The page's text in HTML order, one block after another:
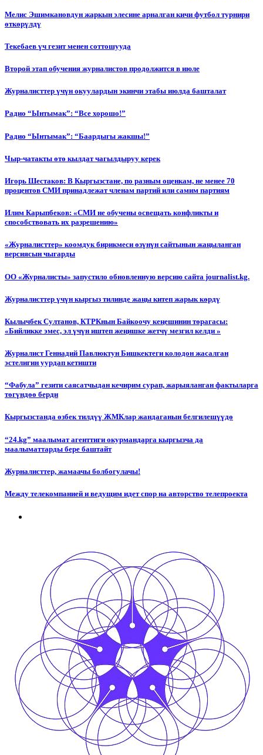
Мелис Эшимкановдун жаркын элесине арналган кичи футбол турнири
өткөрүлдү
Текебаев үч гезит менен соттошууда
Второй этап обучения журналистов продолжится в июле
Журналисттер үчүн окуулардын экинчи этабы июлда башталат
Радио “Ынтымак”: “Все хорошо!”
Радио “Ынтымак”: “Баардыгы жакшы!”
Чыр-чатакты өтө кылдат чагылдыруу керек
Игорь Шестаков: В Кыргызстане, по разным оценкам, не менее 70
процентов СМИ принадлежат членам партий или самим партиям
Илим Карыпбеков: «СМИ не обучены освещать конфликты и
способствовать их разрешению»
«Журналисттер» коомдук бирикмеси өзүнүн сайтынын жаңыланган
версиясын чыгарды
ОО «Журналисты» запустило обновленную версию сайта journalist.kg.
Журналисттер үчүн кыргыз тилинде жаңы китеп жарык көрдү
Кылычбек Султанов, КТРКнын Байкоочу кеңешинин төрагасы:
«Бийликке эмес, эл үчүн иштеп жеңишке жетчү мезгил келди »
Журналист Геннадий Павлюктун Бишкектеги колодон жасалган
эстелигин уурдап кетишти
“Фабула” гезити саясатчыдан кечирим сурап, жарыяланган фактыларга
төгүндөө берди
Кыргызстанда өзбек тилдүү ЖМКлар жандаганын белгилешүүдө
“24.kg” маалымат агенттиги окурмандарга кыргызча да
маалыматтарды бере баштайт
Журналисттер, жамаачы болбогулачы!
Между телекомпанией и ведущим идет спор на авторство телепроекта